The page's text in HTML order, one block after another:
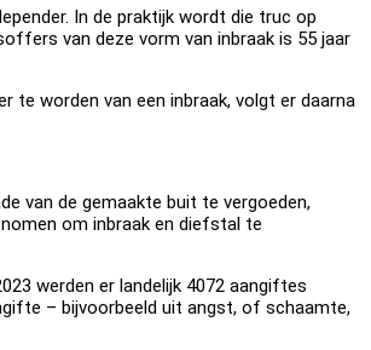
In de praktijk wordt die truc op
van deze vorm van inbraak is 55 jaar
te worden van een inbraak, volgt er daarna
van de gemaakte buit te vergoeden,
om inbraak en diefstal te
werden er landelijk 4072 aangiftes
– bijvoorbeeld uit angst, of schaamte,